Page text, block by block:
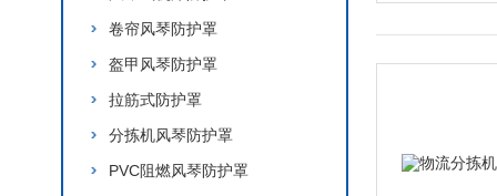
卷帘风琴防护罩
盔甲风琴防护罩
拉筋式防护罩
分拣机风琴防护罩
PVC阻燃风琴防护罩